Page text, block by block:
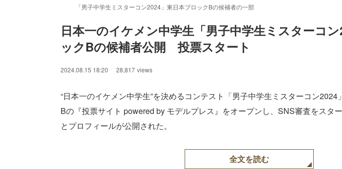
「男子中学生ミスターコン2024」東日本ブロックBの候補者の一部
Unmute Loaded:
52.23%
日本一のイケメン中学生「男子中学生ミスターコ
ックBの候補者公開　投票スタート
2024.08.15 18:20 28,817 views
“日本一のイケメン中学生”を決めるコンテスト「男子中学生ミスターコン2024
Bの『投票サイト powered by モデルプレス』をオープンし、SNS審査をスタ
とプロフィールが公開された。
全文を読む